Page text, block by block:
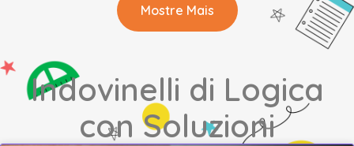
Mostre Mais
Indovinelli di Logica
con Soluzioni